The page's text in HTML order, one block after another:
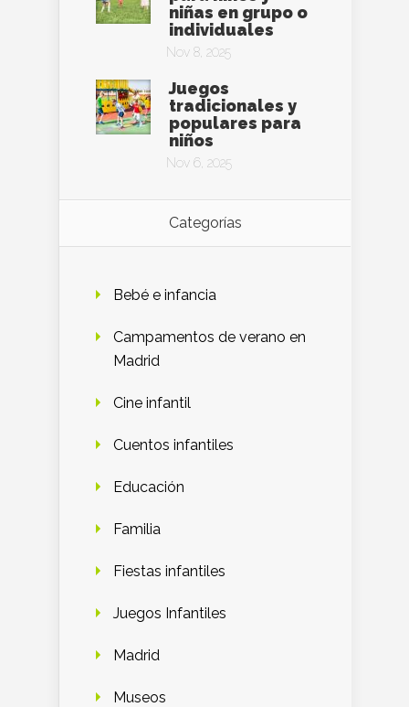
niñas en grupo o
individuales
Nov 8, 2025
Juegos
tradicionales y
populares para
niños
Nov 6, 2025
Categorías
Bebé e infancia
Campamentos de verano en
Madrid
Cine infantil
Cuentos infantiles
Educación
Familia
Fiestas infantiles
Juegos Infantiles
Madrid
Museos